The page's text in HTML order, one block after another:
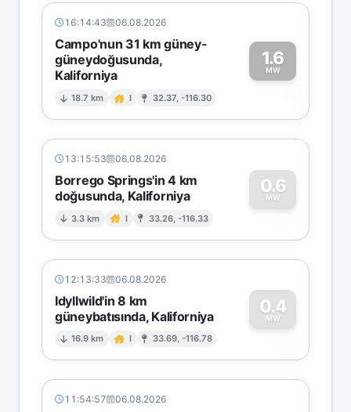
16:14:43 06.08.2026
Campo'nun 31 km güney-
güneydoğusunda,
Kaliforniya
18.7 km I 32.37, -116.30
1.6
MW
1
13:15:53 06.08.2026
Borrego Springs'in 4 km
doğusunda, Kaliforniya
3.3 km I 33.26, -116.33
0.6
MW
0
12:13:33 06.08.2026
Idyllwild'in 8 km
güneybatısında, Kaliforniya
16.9 km I 33.69, -116.78
0.4
MW
0
11:54:57 06.08.2026